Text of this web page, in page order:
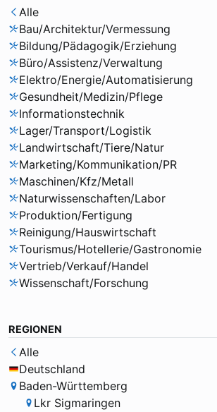
Alle
Bau/Architektur/Vermessung
Bildung/Pädagogik/Erziehung
Büro/Assistenz/Verwaltung
Elektro/Energie/Automatisierung
Gesundheit/Medizin/Pflege
Informationstechnik
Lager/Transport/Logistik
Landwirtschaft/Tiere/Natur
Marketing/Kommunikation/PR
Maschinen/Kfz/Metall
Naturwissenschaften/Labor
Produktion/Fertigung
Reinigung/Hauswirtschaft
Tourismus/Hotellerie/Gastronomie
Vertrieb/Verkauf/Handel
Wissenschaft/Forschung
REGIONEN
Alle
Deutschland
Baden-Württemberg
Lkr Sigmaringen